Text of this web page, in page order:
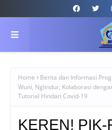
Home Berita dan Informasi
Wuni, Nglindur, Kolaborasi
Tutorial Hindari Covid-19
KEREN! PIK-